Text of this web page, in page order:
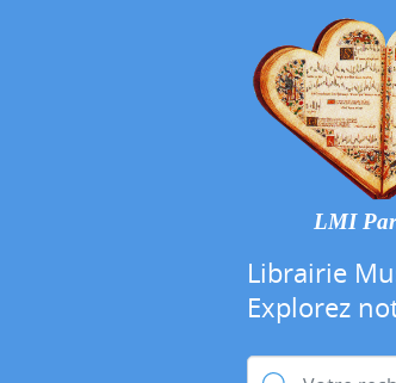
LMI
Librairie
Explorez
Rechercher :